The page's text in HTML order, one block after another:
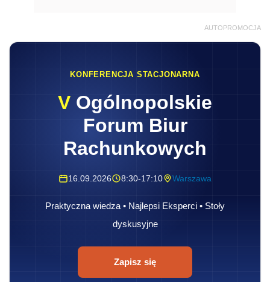
AUTOPROMOCJA
KONFERENCJA STACJONARNA
V Ogólnopolskie
Forum Biur
Rachunkowych
16.09.2026 8:30-17:10 Warszawa
Praktyczna wiedza • Najlepsi Eksperci • Stoły
dyskusyjne
Zapisz się